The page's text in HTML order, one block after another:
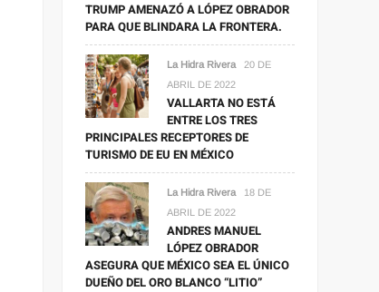
TRUMP AMENAZÓ A LÓPEZ OBRADOR
PARA QUE BLINDARA LA FRONTERA.
La Hidra Rivera
20 DE
ABRIL DE 2022
VALLARTA NO ESTÁ
ENTRE LOS TRES
PRINCIPALES RECEPTORES DE
TURISMO DE EU EN MÉXICO
La Hidra Rivera
18 DE
ABRIL DE 2022
ANDRES MANUEL
LÓPEZ OBRADOR
ASEGURA QUE MÉXICO SEA EL ÚNICO
DUEÑO DEL ORO BLANCO “LITIO”